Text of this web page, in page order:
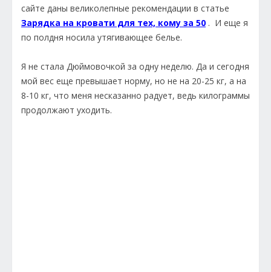
сайте даны великолепные рекомендации в статье
Зарядка на кровати для тех, кому за 50 . И еще я
по полдня носила утягивающее белье.
Я не стала Дюймовочкой за одну неделю. Да и сегодня
мой вес еще превышает норму, но не на 20-25 кг, а на
8-10 кг, что меня несказанно радует, ведь килограммы
продолжают уходить.